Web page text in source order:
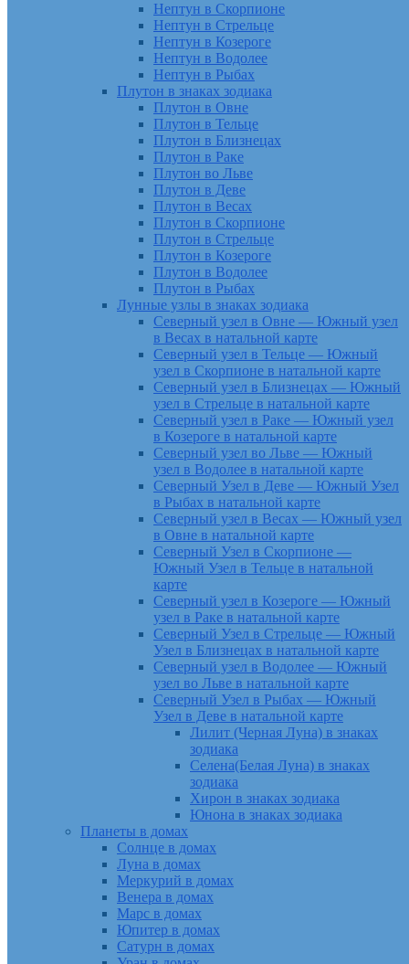
Нептун в Скорпионе
Нептун в Стрельце
Нептун в Козероге
Нептун в Водолее
Нептун в Рыбах
Плутон в знаках зодиака
Плутон в Овне
Плутон в Тельце
Плутон в Близнецах
Плутон в Раке
Плутон во Льве
Плутон в Деве
Плутон в Весах
Плутон в Скорпионе
Плутон в Стрельце
Плутон в Козероге
Плутон в Водолее
Плутон в Рыбах
Лунные узлы в знаках зодиака
Северный узел в Овне — Южный узел
в Весах в натальной карте
Северный узел в Тельце — Южный
узел в Скорпионе в натальной карте
Северный узел в Близнецах — Южный
узел в Стрельце в натальной карте
Северный узел в Раке — Южный узел
в Козероге в натальной карте
Северный узел во Льве — Южный
узел в Водолее в натальной карте
Северный Узел в Деве — Южный Узел
в Рыбах в натальной карте
Северный узел в Весах — Южный узел
в Овне в натальной карте
Северный Узел в Скорпионе —
Южный Узел в Тельце в натальной
карте
Северный узел в Козероге — Южный
узел в Раке в натальной карте
Северный Узел в Стрельце — Южный
Узел в Близнецах в натальной карте
Северный узел в Водолее — Южный
узел во Льве в натальной карте
Северный Узел в Рыбах — Южный
Узел в Деве в натальной карте
Лилит (Черная Луна) в знаках
зодиака
Селена(Белая Луна) в знаках
зодиака
Хирон в знаках зодиака
Юнона в знаках зодиака
Планеты в домах
Солнце в домах
Луна в домах
Меркурий в домах
Венера в домах
Марс в домах
Юпитер в домах
Сатурн в домах